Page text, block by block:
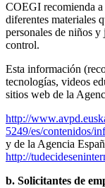
COEGI recomienda a
diferentes materiales
personales de niños y
control.
Esta información
tecnologías, videos
sitios web de la
http://
5249/es/contenidos/
y de la Agencia
http://
b. Solicitantes de